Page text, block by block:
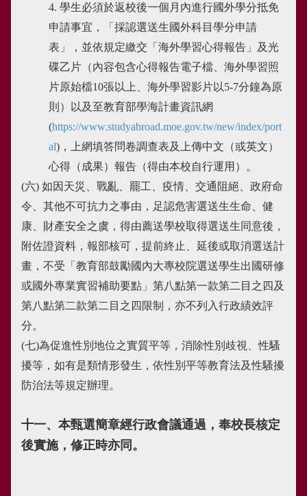
4. 學生必須於返校後一個月內進行國外學分抵免
申請事宜，「採認選送生國外科目學分申請
表」，並依規定繳交「海外學習心得報告」及光
碟乙片（內容包含心得報告電子檔、海外學習照
片原始檔10張以上、海外學習影片以5-7分鐘為原
則）以及至教育部學海計畫資訊網
(https://www.studyabroad.moe.gov.tw/new/index/port
al)，上網填答問卷調查表及上傳中文（或英文）
心得（成果）報告（得由本校自行運用）。
(六) 如因天災、戰亂、罷工、疫情、交通阻絕、政府命
令、其他不可抗力之事由，足認危害選送生生命、健
康、財產安全之虞，得由薦送學校取得選送生同意後，
附佐證資料，報部核可，提前終止、延後或取消選送計
畫，不受「教育部鼓勵國內大專校院選送學生出國研修
或國外專業實習補助要點」第八點第一款第二目之四及
第八點第二款第二目之四限制，亦不列入行政績效評
分。
(七)為促進性別地位之實質平等，消除性別歧視、性騷
擾等，如有是類情形發生，依性別平等教育法及性騷擾
防治法等規定辦理。
十一、本甄選簡章經行政會議通過，奉校長核定
後實施，修正時亦同。